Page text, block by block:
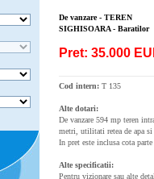
De vanzare - TEREN
SIGHISOARA - Baratilor
Pret: 35.000
Cod intern: T 135
Alte dotari:
De vanzare 594 mp teren
metri, utilitati retea de apa
In pret este inclusa cota
Alte specificatii:
Pentru vizionare sau alte